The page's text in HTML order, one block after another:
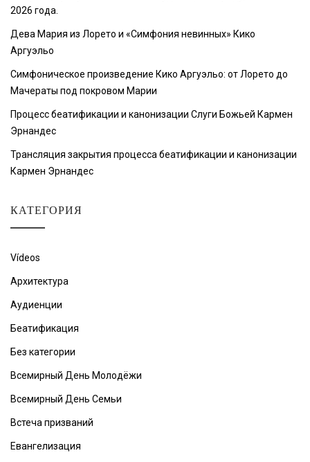
2026 года.
Дева Мария из Лорето и «Симфония невинных» Кико
Аргуэльо
Симфоническое произведение Кико Аргуэльо: от Лорето до
Мачераты под покровом Марии
Процесс беатификации и канонизации Слуги Божьей Кармен
Эрнандес
Трансляция закрытия процесса беатификации и канонизации
Кармен Эрнандес
КАТЕГОРИЯ
Vídeos
Архитектура
Аудиенции
Беатификация
Без категории
Всемирный День Молодёжи
Всемирный День Семьи
Встеча призваний
Евангелизация